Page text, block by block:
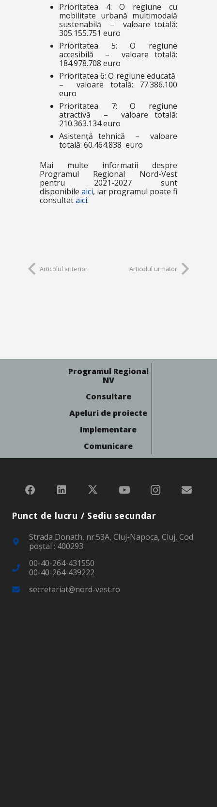
Prioritatea 4: O regiune cu
mobilitate urbană multimodală
sustenabilă – valoare totală:
305.155.751 euro
Prioritatea 5: O regiune
accesibilă – valoare totală:
184.978.708 euro
Prioritatea 6: O regiune educată
– valoare totală: 77.386.100
euro
Prioritatea 7: O regiune
atractivă – valoare totală:
210.363.134 euro
Asistență tehnică – valoare
totală: 60.464.838 euro
Mai multe informații despre
Programul Regional Nord-Vest
pentru 2021-2027 sunt
disponibile aici, iar programul poate fi
consultataici.
Articolul anterior Articolul următor
Programul Regional
NV
Consultare
Apeluri de proiecte
Implementare
Comunicare
Punct de lucru / Sediu secundar
Strada Donath, nr.53A, Cluj-Napoca, Cluj, Cod
poştal : 400293
00-40-264-431550
00-40-264-439222
secretariat@nord-vest.ro